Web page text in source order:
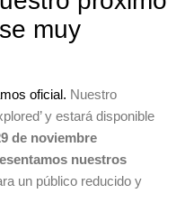
muy
oficial. Nuestro
y estará disponible
de noviembre
nuestros
un público reducido y